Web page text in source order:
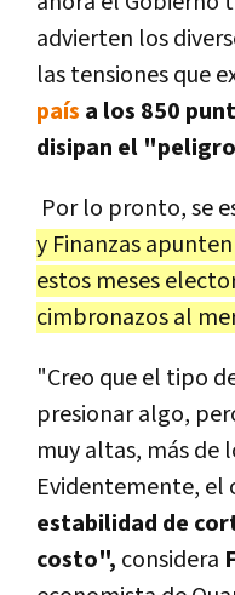
advierten los
las tensiones que
país a los 850
disipan el
Por lo pronto, se
y Finanzas
estos meses
cimbronazos al
"Creo que el tipo
presionar algo,
muy altas, más de
Evidentemente, el
estabilidad de
costo", considera